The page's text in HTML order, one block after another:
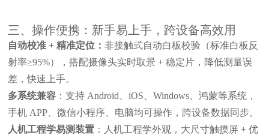
三、操作便携：新手易上手，跨设备高效用
自动校准 + 精准定位：非接触式自动白板校验（标准白板反
射率≥95%），搭配摄像头实时取景 + 稳定片，降低测量误
差，快速上手。
多系统兼容 ：支持 Android、iOS、Windows、鸿蒙等系统，
手机 APP、微信小程序、电脑均可操作，跨设备数据同步。
人机工程学易测装置 ：人机工程学外观，大尺寸触摸屏 + 优